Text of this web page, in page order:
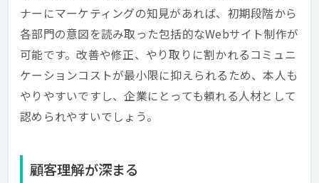
ナーにマーケティングの知見があれば、初期段階から
各部門の意図を読み取った包括的なWebサイト制作が
可能です。改善や修正、やり取りに割かれるコミュニ
ケーションコストが最小限に抑えられるため、本人も
やりやすいですし、企業にとっても頼れる人材として
認められやすいでしょう。
顧客理解が深まる